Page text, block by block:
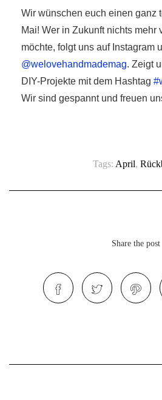
Wir wünschen euch einen ganz
Mai! Wer in Zukunft nichts mehr
möchte, folgt uns auf Instagram
@welovehandmademag. Zeigt
DIY-Projekte mit dem Hashtag
Wir sind gespannt und freuen
Tags: April,
Share the post